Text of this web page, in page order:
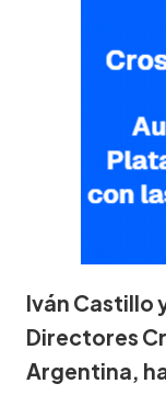
Iván Castillo
Directores
Argentina,